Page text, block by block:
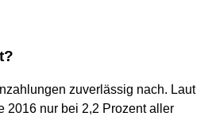
zuverlässig nach. Laut
2016 nur bei 2,2 Prozent aller